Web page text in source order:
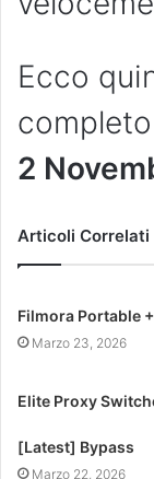
Ecco
2
Articoli Correlati
Filmora Portable
Marzo 23, 2026
Elite Proxy
[Latest] Bypass
Marzo 22, 2026